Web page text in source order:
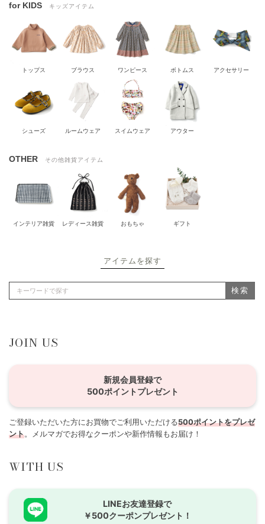
for KIDS キッズアイテム
トップス ブラウス ワンピース ボトムス アクセサリー
シューズ ルームウェア スイムウェア アウター
OTHER その他雑貨アイテム
インテリア雑貨 レディース雑貨 おもちゃ ギフト
アイテムを探す
検索
JOIN US
新規会員登録で
500ポイントプレゼント
ご登録いただいた方にお買物でご利用いただける500ポイントをプレゼ
ント。メルマガでお得なクーポンや新作情報もお届け！
WITH US
LINEお友達登録で
￥500クーポンプレゼント！